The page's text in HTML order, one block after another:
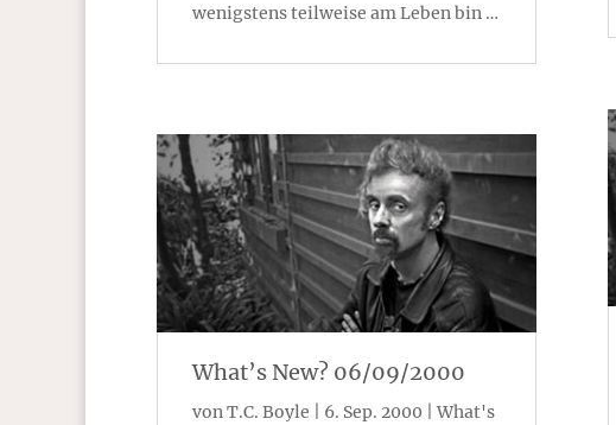
wenigstens teilweise am Leben bin …
What’s New? 06/09/2000
vonT.C. Boyle 6. Sep. 2000 |What's